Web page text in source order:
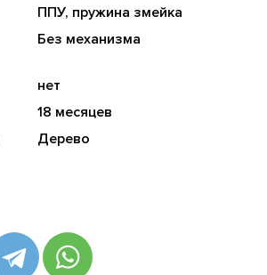
ППУ, пружина змейка
Без механизма
нет
18 месяцев
Дерево